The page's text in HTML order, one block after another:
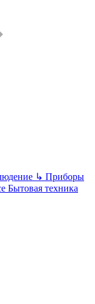
↳ Приборы
Бытовая техника